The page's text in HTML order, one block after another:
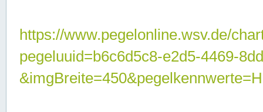
https://www.pegelonline.wsv.de/
pegeluuid=b6c6d5c8-e2d5-4469-